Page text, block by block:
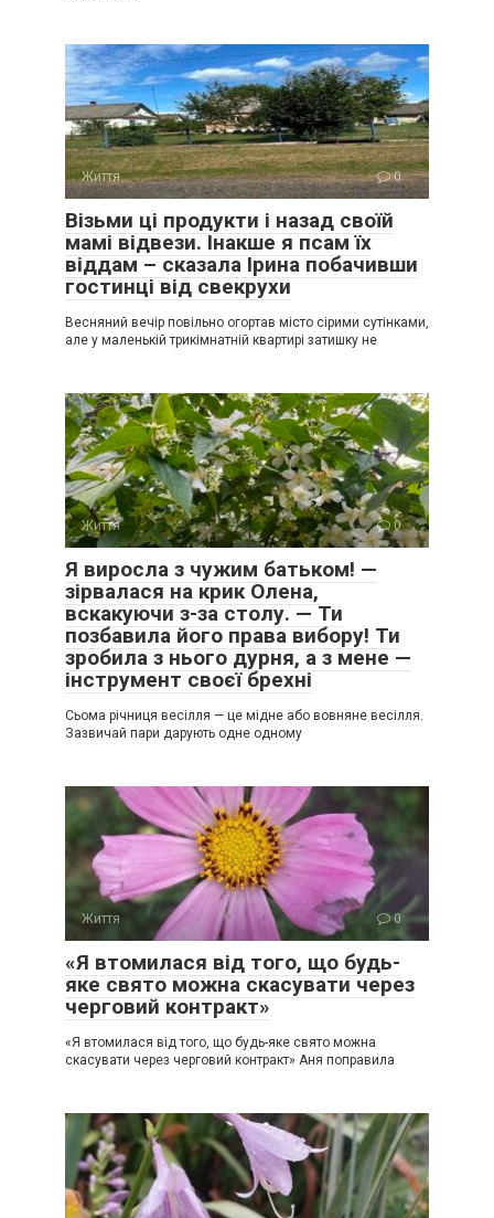
Життя 0
Візьми ці продукти і назад своїй
мамі відвези. Інакше я псам їх
віддам – сказала Ірина побачивши
гостинці від свекрухи
Весняний вечір повільно огортав місто сірими сутінками,
але у маленькій трикімнатній квартирі затишку не
Життя 0
Я виросла з чужим батьком! —
зірвалася на крик Олена,
вскакуючи з-за столу. — Ти
позбавила його права вибору! Ти
зробила з нього дурня, а з мене —
інструмент своєї брехні
Сьома річниця весілля — це мідне або вовняне весілля.
Зазвичай пари дарують одне одному
Життя 0
«Я втомилася від того, що будь-
яке свято можна скасувати через
черговий контракт»
«Я втомилася від того, що будь-яке свято можна
скасувати через черговий контракт» Аня поправила